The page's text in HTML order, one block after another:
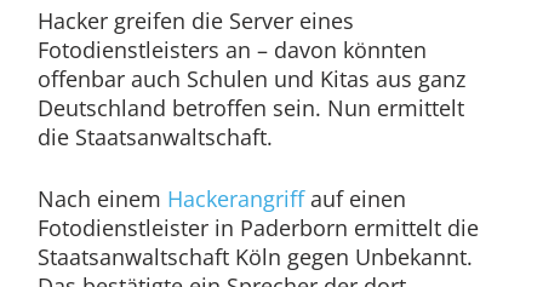
Hacker greifen die Server eines
Fotodienstleisters an – davon könnten
offenbar auch Schulen und Kitas aus ganz
Deutschland betroffen sein. Nun ermittelt
die Staatsanwaltschaft.
Nach einem Hackerangriffauf einen
Fotodienstleister in Paderborn ermittelt die
Staatsanwaltschaft Köln gegen Unbekannt.